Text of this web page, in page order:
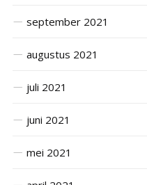
september 2021
augustus 2021
juli 2021
juni 2021
mei 2021